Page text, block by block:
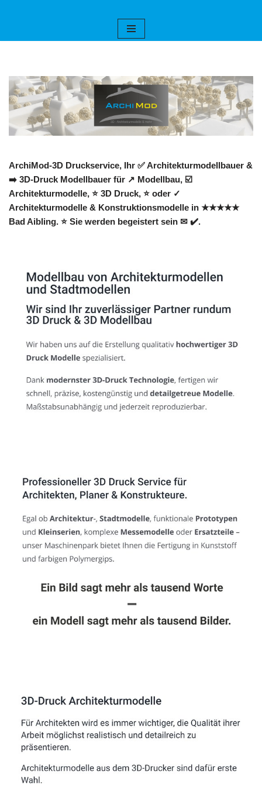
ArchiMod-3D Druckservice, Ihr ✅ Architekturmodellbauer &
➡️ 3D-Druck Modellbauer für ↗️ Modellbau, ☑️
Architekturmodelle, ⭐ 3D Druck, ⭐ oder ✓
Architekturmodelle & Konstruktionsmodelle in ★★★★★
Bad Aibling. ⭐ Sie werden begeistert sein ✉ ✔️.